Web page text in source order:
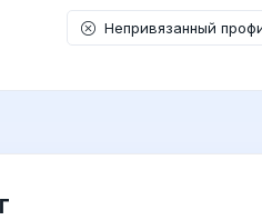
Непривязанный